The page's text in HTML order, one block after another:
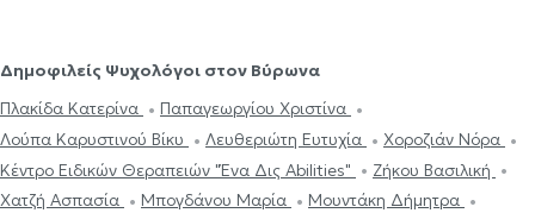
Δημοφιλείς Ψυχολόγοι στον Βύρωνα
Πλακίδα Κατερίνα
Παπαγεωργίου Χριστίνα
Λούπα Καρυστινού Βίκυ
Λευθεριώτη Ευτυχία
Χοροζιάν Νόρα
Κέντρο Ειδικών Θεραπειών "Ένα Δις Abilities"
Ζήκου Βασιλική
Χατζή Ασπασία
Μπογδάνου Μαρία
Μουντάκη Δήμητρα